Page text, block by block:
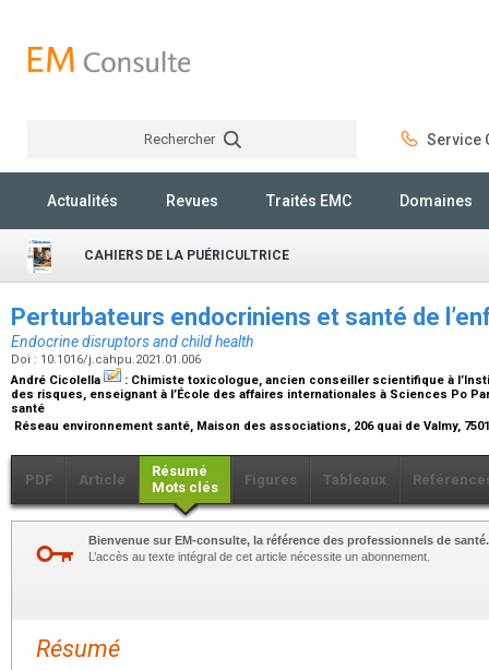
Rechercher Service
Actualités Revues Traités EMC Domaines
CAHIERS DE LA PUÉRICULTRICE
Perturbateurs endocriniens et santé de
Endocrine disruptors and child health
Doi : 10.1016/j.cahpu.2021.01.006
André Cicolella
: Chimiste toxicologue, ancien conseiller scientifique à
des risques, enseignant à l’École des affaires internationales à Sciences Po
santé
Réseau environnement santé, Maison des associations, 206 quai de Valmy,
PDF Article
Résumé
Mots clés
Figures Tableaux
Bienvenue sur EM-consulte, la référence des professionnels de santé.
L’accès au texte intégral de cet article nécessite un abonnement.
Résumé